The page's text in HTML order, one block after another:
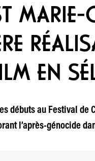
MARIE-
EN
débuts au Festival de
l’après-génocide